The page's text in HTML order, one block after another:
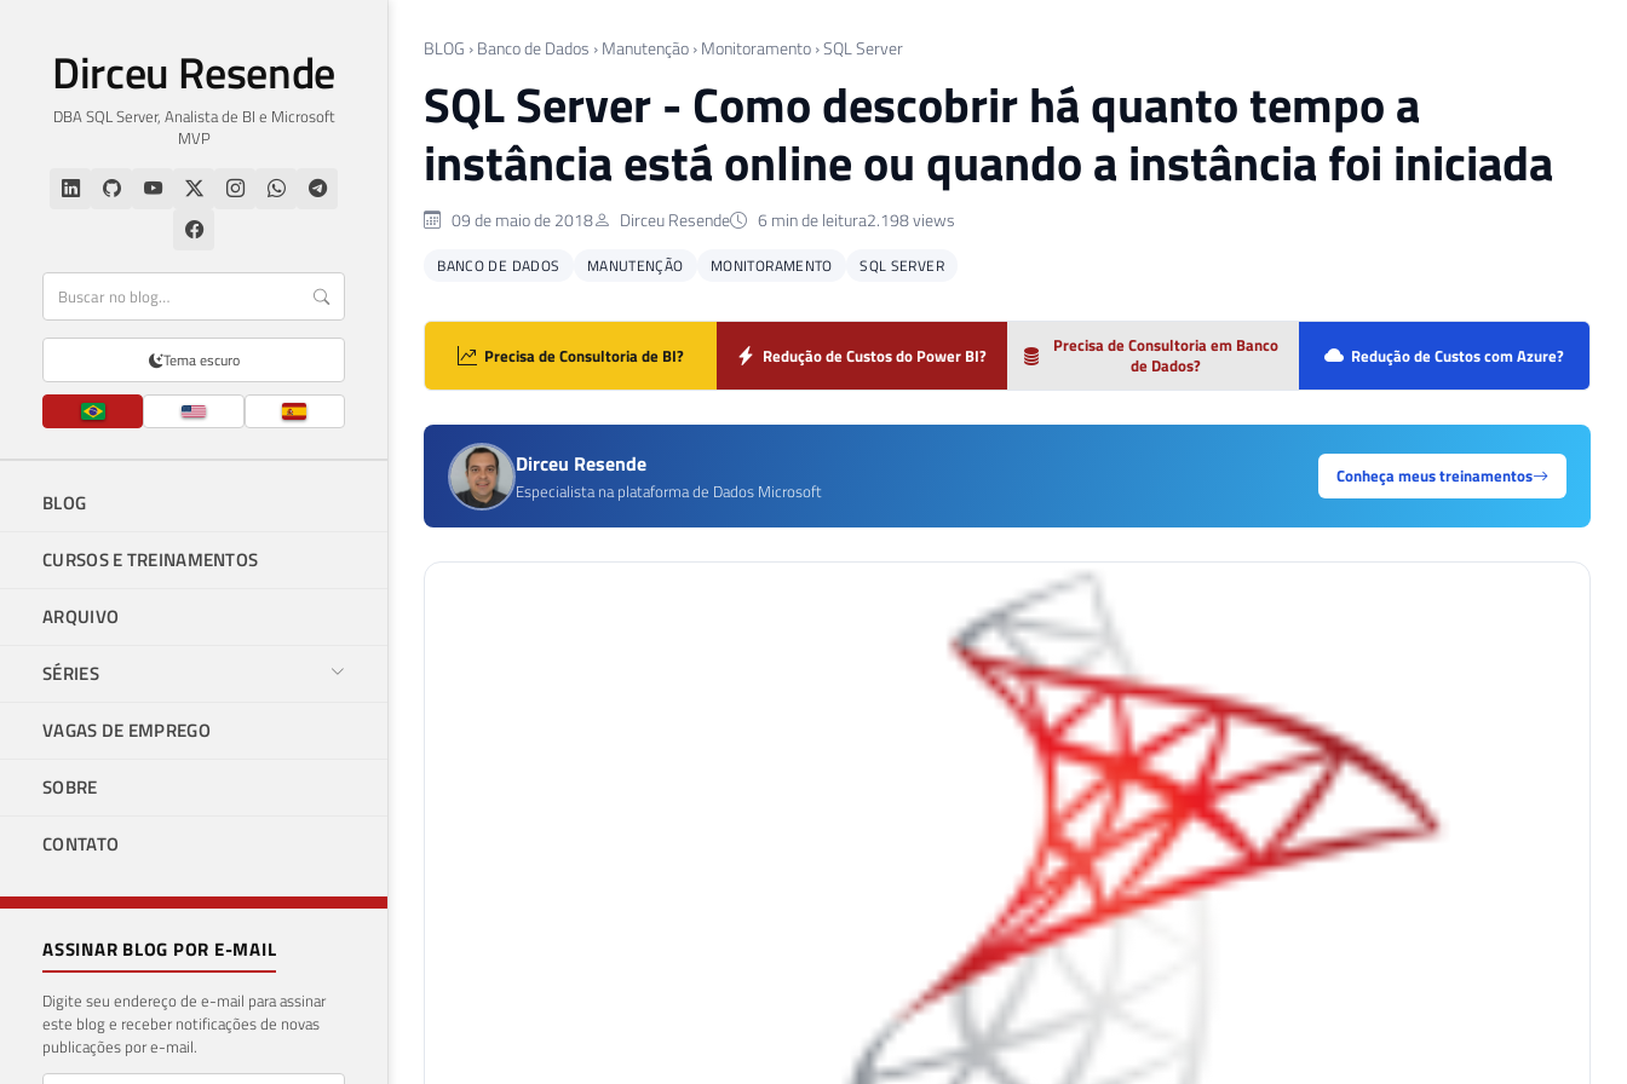
Dirceu Resende
DBA SQL Server, Analista de BI e Microsoft
MVP
Tema escuro
BLOG
CURSOS E TREINAMENTOS
ARQUIVO
SÉRIES
VAGAS DE EMPREGO
SOBRE
CONTATO
ASSINAR BLOG POR E-MAIL
Digite seu endereço de e-mail para assinar
este blog e receber notificações de novas
publicações por e-mail.
BLOG › Banco de Dados › Manutenção › Monitoramento ›SQL Server
SQL Server - Como descobrir há quanto tempo a
instância está online ou quando a instância foi iniciada
09 de maio de 2018 Dirceu Resende 6 min de leitura2.198 views
BANCO DE DADOS MANUTENÇÃO MONITORAMENTO SQL SERVER
Precisa de Consultoria de BI? Redução de Custos do Power BI?
Precisa de Consultoria em Banco
de Dados?
Redução de Custos com Azure?
Dirceu Resende
Especialista na plataforma de Dados Microsoft
Conheça meus treinamentos